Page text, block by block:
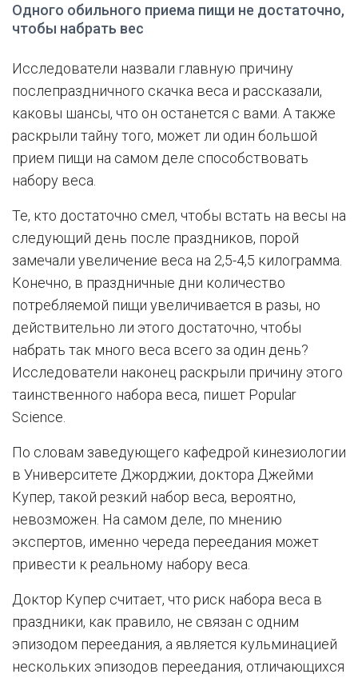
Одного обильного приема пищи не достаточно,
чтобы набрать вес
Исследователи назвали главную причину
послепраздничного скачка веса и рассказали,
каковы шансы, что он останется с вами. А также
раскрыли тайну того, может ли один большой
прием пищи на самом деле способствовать
набору веса.
Те, кто достаточно смел, чтобы встать на весы на
следующий день после праздников, порой
замечали увеличение веса на 2,5-4,5 килограмма.
Конечно, в праздничные дни количество
потребляемой пищи увеличивается в разы, но
действительно ли этого достаточно, чтобы
набрать так много веса всего за один день?
Исследователи наконец раскрыли причину этого
таинственного набора веса, пишет Popular
Science.
По словам заведующего кафедрой кинезиологии
в Университете Джорджии, доктора Джейми
Купер, такой резкий набор веса, вероятно,
невозможен. На самом деле, по мнению
экспертов, именно череда переедания может
привести к реальному набору веса.
Доктор Купер считает, что риск набора веса в
праздники, как правило, не связан с одним
эпизодом переедания, а является кульминацией
нескольких эпизодов переедания, отличающихся